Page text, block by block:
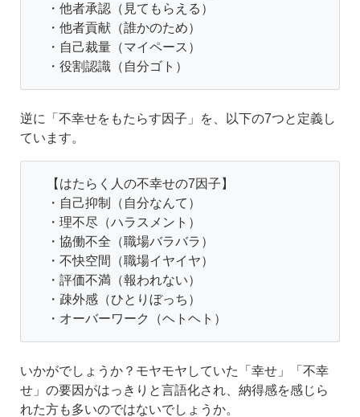
・他者承認（見てもらえる）
・他者貢献（誰かのため）
・自己裁量（マイペース）
・役割認識（自分ゴト）
逆に「不幸せをもたらす因子」を、以下の7つと定義し
ています。
【はたらく人の不幸せの7因子】
・自己抑制（自分なんて）
・理不尽（ハラスメント）
・協働不全（職場バラバラ）
・不快空間（職場イヤイヤ）
・評価不満（報われない）
・疎外感（ひとりぼっち）
・オーバーワーク（ヘトヘト）
いかがでしょうか？モヤモヤしていた「幸せ」「不幸
せ」の要因がはっきりと言語化され、納得感を感じら
れた方も多いのではないでしょうか。